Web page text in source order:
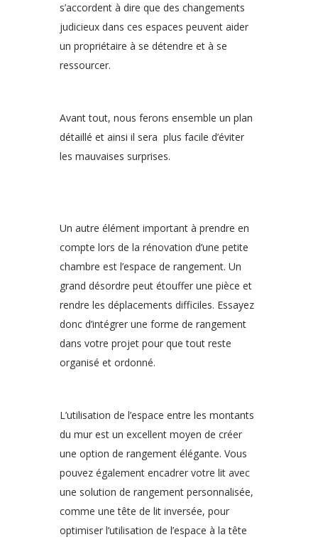
s’accordent à dire que des changements
judicieux dans ces espaces peuvent aider
un propriétaire à se détendre et à se
ressourcer.
Avant tout, nous ferons ensemble un plan
détaillé et ainsi il sera plus facile d’éviter
les mauvaises surprises.
Un autre élément important à prendre en
compte lors de la rénovation d’une petite
chambre est l’espace de rangement. Un
grand désordre peut étouffer une pièce et
rendre les déplacements difficiles. Essayez
donc d’intégrer une forme de rangement
dans votre projet pour que tout reste
organisé et ordonné.
L’utilisation de l’espace entre les montants
du mur est un excellent moyen de créer
une option de rangement élégante. Vous
pouvez également encadrer votre lit avec
une solution de rangement personnalisée,
comme une tête de lit inversée, pour
optimiser l’utilisation de l’espace à la tête